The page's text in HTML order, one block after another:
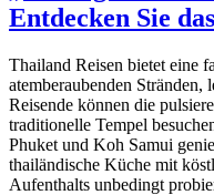
Entdecken Sie
Thailand Reisen bietet eine
atemberaubenden
Reisende können die
traditionelle Tempel
Phuket und Koh Samui
thailändische Küche mit
Aufenthalts unbedingt